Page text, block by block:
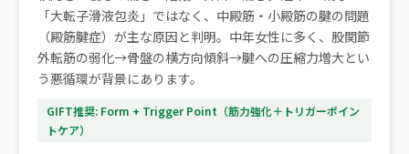
「大転子滑液包炎」ではなく、中殿筋・小殿筋の腱の問題
（殿筋腱症）が主な原因と判明。中年女性に多く、股関節
外転筋の弱化→骨盤の横方向傾斜→腱への圧縮力増大とい
う悪循環が背景にあります。
GIFT推奨: Form + Trigger Point（筋力強化＋トリガーポイン
トケア）